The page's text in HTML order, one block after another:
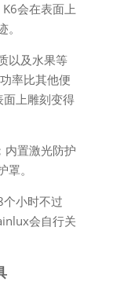
会在表面上
以及水果等
率比其他便
上雕刻变得
内置激光防护
。
小时不过
会自行关